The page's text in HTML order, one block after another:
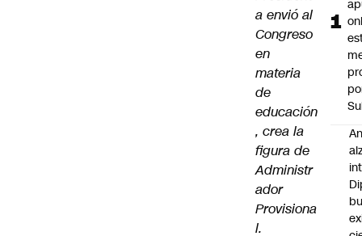
a envió al
Congreso
en
materia
de
educación
, crea la
figura de
Administr
ador
Provisiona
l.